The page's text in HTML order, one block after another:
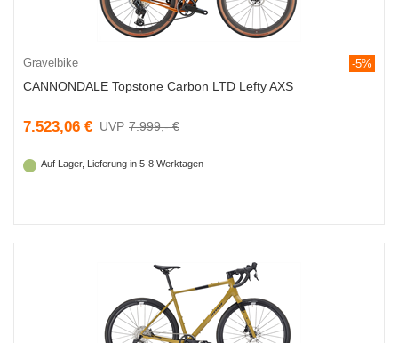
Gravelbike -5%
CANNONDALE Topstone Carbon LTD Lefty AXS
7.523,06 € 7.999,- €
Auf Lager, Lieferung in 5-8 Werktagen